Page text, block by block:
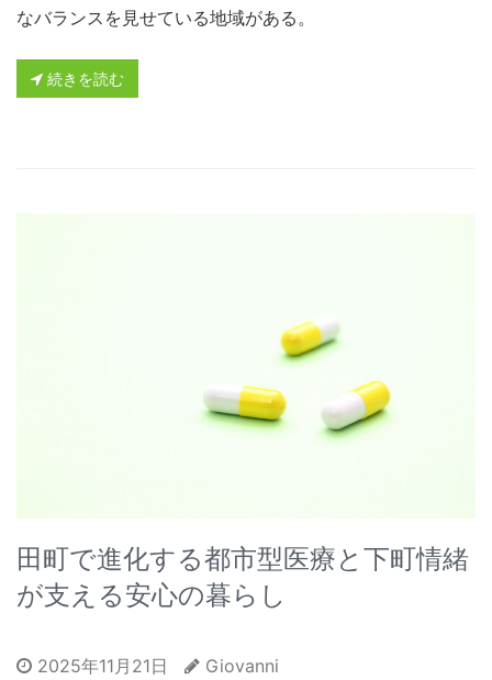
なバランスを見せている地域がある。
続きを読む
田町で進化する都市型医療と下町情緒
が支える安心の暮らし
2025年11月21日 Giovanni